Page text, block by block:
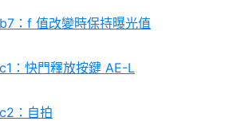
b7：f 值改變時保持曝光值
c1：快門釋放按鍵 AE-L
c2：自拍